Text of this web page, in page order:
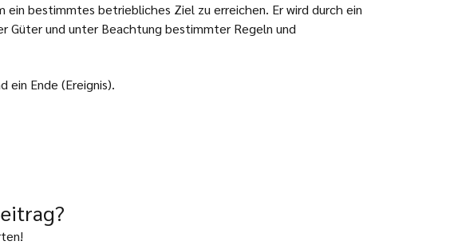
bestimmtes betriebliches Ziel zu erreichen. Er wird durch ein
Güter und unter Beachtung bestimmter Regeln und
ein Ende (Ereignis).